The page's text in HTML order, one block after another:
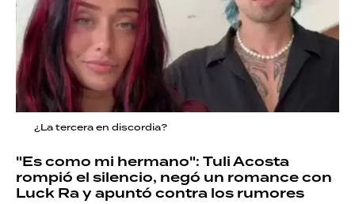
¿La tercera en discordia?
"Es como mi hermano": Tuli Acosta
rompió el silencio, negó un romance con
Luck Ra y apuntó contra los rumores